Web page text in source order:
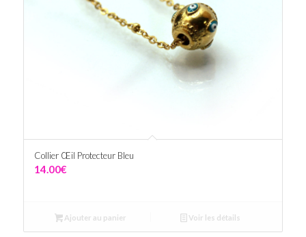
Collier Œil Protecteur Bleu
14.00€
Ajouter au panier Voir les détails